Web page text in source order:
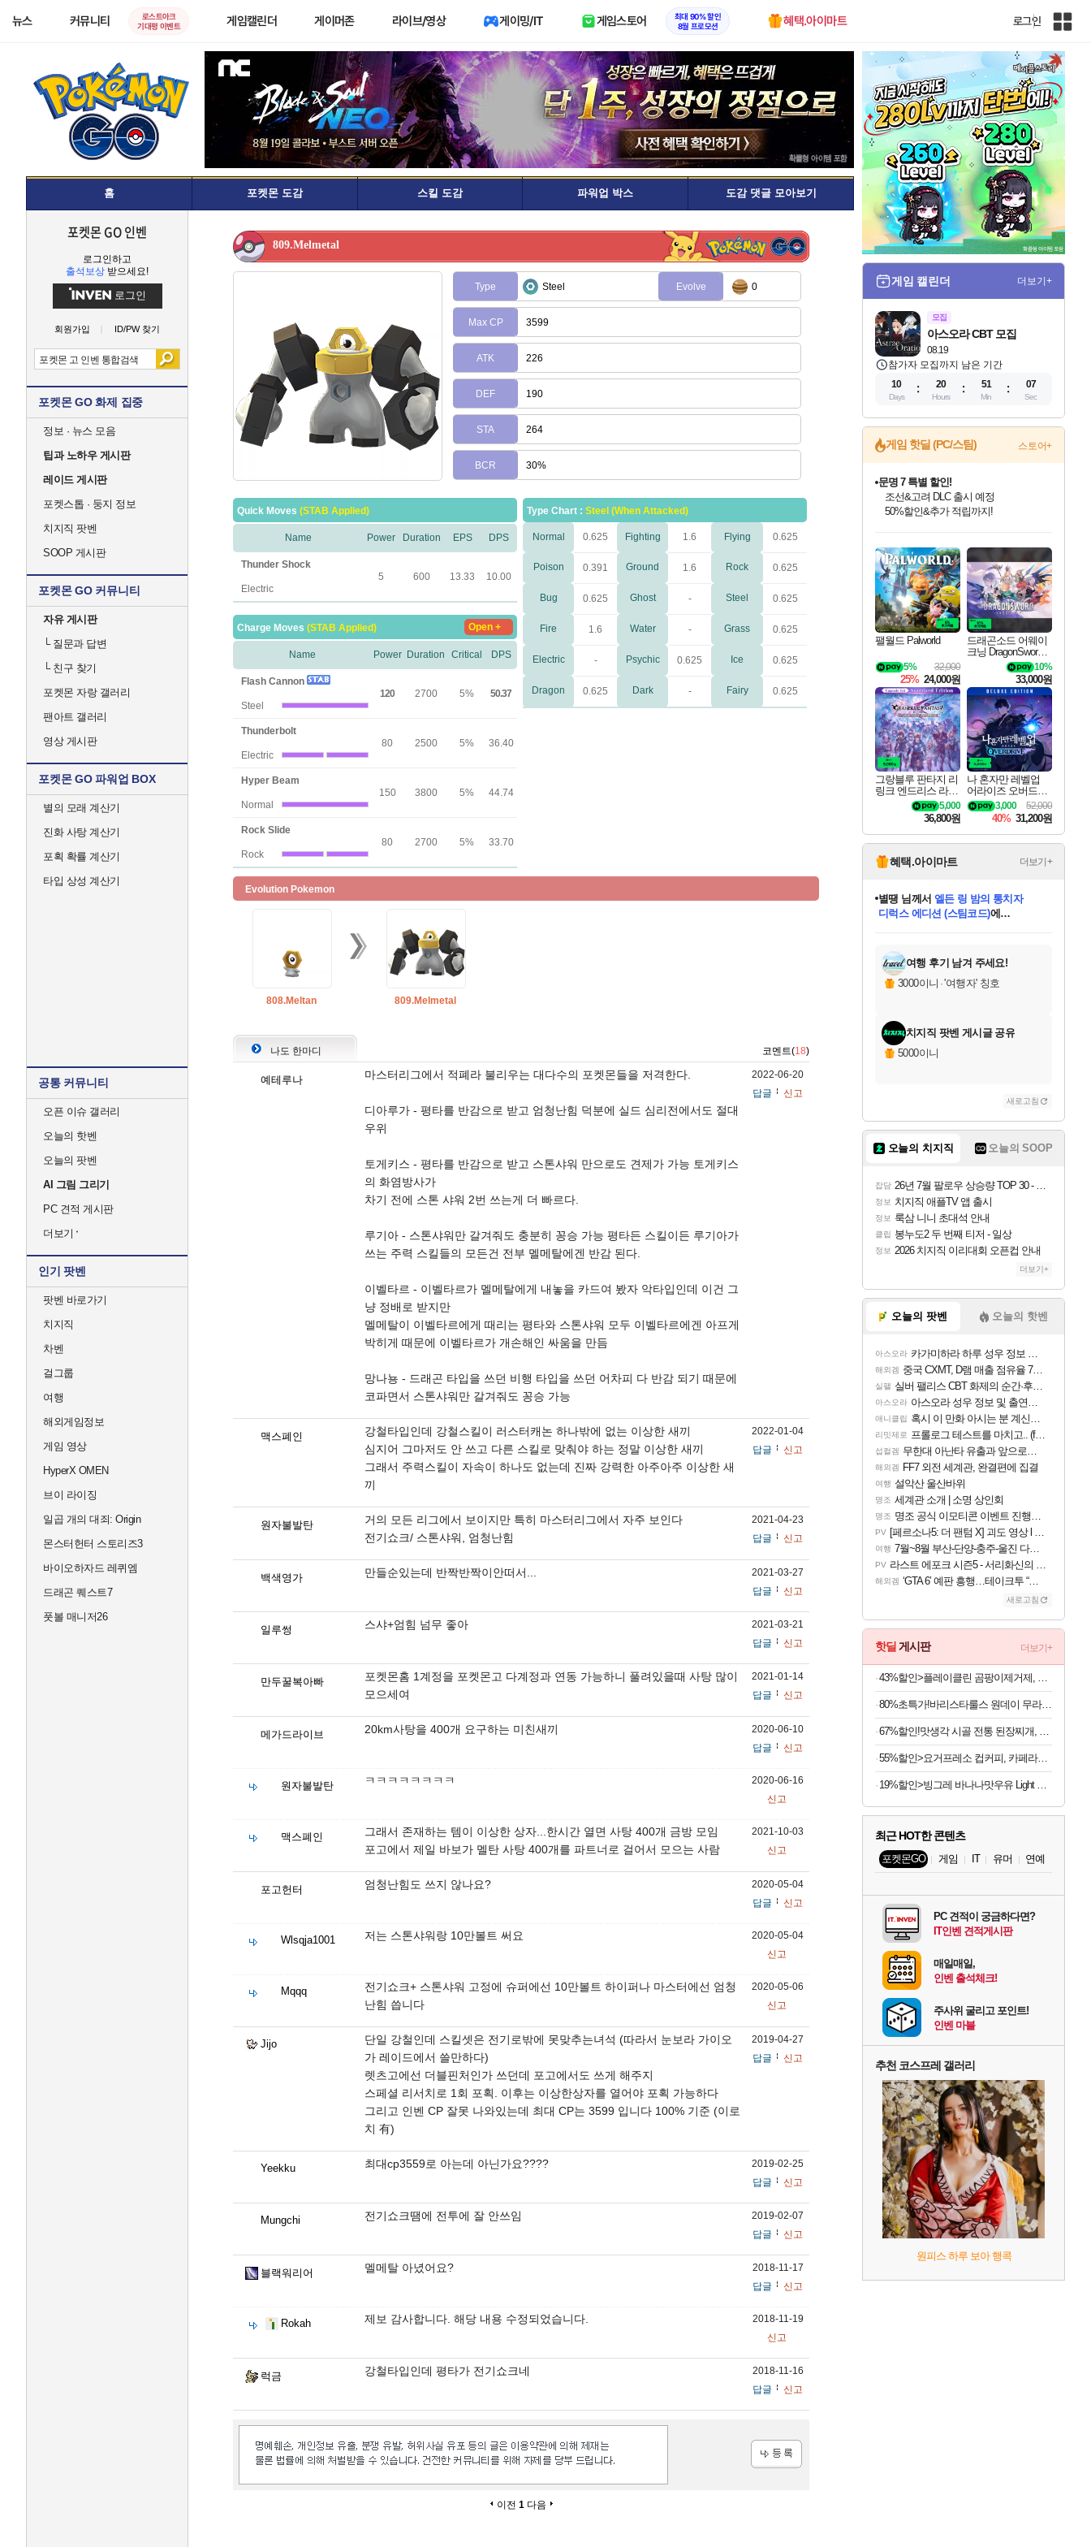
뉴스 커뮤니티
로스트아크
기대평 이벤트
게임캘린더 게이머존 라이브/영상 게이밍/IT 게임스토어
최대 90% 할인
8월 프로모션
혜택.아이마트 로그인
인
전
체
사
이
홈 포켓몬 도감 스킬 도감 파워업 박스 도감 댓글 모아보기
포켓몬 GO 인벤
로그인하고
출석보상 받으세요!
로그인
회원가입 ID/PW 찾기
포켓몬 GO 화제 집중
정보 · 뉴스 모음
팁과 노하우 게시판
레이드 게시판
포켓스톱 · 둥지 정보
치지직 팟벤
SOOP 게시판
포켓몬 GO 커뮤니티
자유 게시판
└질문과 답변
└친구 찾기
포켓몬 자랑 갤러리
팬아트 갤러리
영상 게시판
포켓몬 GO 파워업 BOX
별의 모래 계산기
진화 사탕 계산기
포획 확률 계산기
타입 상성 계산기
공통 커뮤니티
오픈 이슈 갤러리
오늘의 핫벤
오늘의 팟벤
AI 그림 그리기
PC 견적 게시판
더보기
인기 팟벤
팟벤 바로가기
치지직
차벤
걸그룹
여행
해외게임정보
게임 영상
HyperX OMEN
브이 라이징
일곱 개의 대죄: Origin
몬스터헌터 스토리즈3
바이오하자드 레퀴엠
드래곤 퀘스트7
풋볼 매니저26
809.Melmetal
Type Steel Evolve 0
Max CP 3599
ATK 226
DEF 190
STA 264
BCR 30%
Quick Moves (STAB Applied)
Name Power Duration EPS DPS
Thunder Shock
Electric
5 600 13.33 10.00
Charge Moves (STAB Applied) Open +
Name Power Duration Critical DPS
Flash Cannon
Steel
120 2700 5% 50.37
Thunderbolt
Electric
80 2500 5% 36.40
Hyper Beam
Normal
150 3800 5% 44.74
Rock Slide
Rock
80 2700 5% 33.70
Type Chart : Steel (When Attacked)
Normal 0.625 Fighting 1.6 Flying 0.625
Poison 0.391 Ground 1.6 Rock 0.625
Bug 0.625 Ghost - Steel 0.625
Fire 1.6 Water - Grass 0.625
Electric - Psychic 0.625 Ice 0.625
Dragon 0.625 Dark - Fairy 0.625
Evolution Pokemon
808.Meltan 809.Melmetal
나도 한마디 코멘트(18)
예테루나 마스터리그에서 적폐라 불리우는 대다수의 포켓몬들을 저격한다.
디아루가 - 평타를 반감으로 받고 엄청난힘 덕분에 실드 심리전에서도 절대
우위
토게키스 - 평타를 반감으로 받고 스톤샤워 만으로도 견제가 가능 토게키스
의 화염방사가
차기 전에 스톤 샤워 2번 쓰는게 더 빠르다.
루기아 - 스톤샤워만 갈겨줘도 충분히 꽁승 가능 평타든 스킬이든 루기아가
쓰는 주력 스킬들의 모든건 전부 멜메탈에겐 반감 된다.
이벨타르 - 이벨타르가 멜메탈에게 내놓을 카드여 봤자 악타입인데 이건 그
냥 정배로 받지만
멜메탈이 이벨타르에게 때리는 평타와 스톤샤워 모두 이벨타르에겐 아프게
박히게 때문에 이벨타르가 개손해인 싸움을 만듬
망나뇽 - 드래곤 타입을 쓰던 비행 타입을 쓰던 어차피 다 반감 되기 때문에
코파면서 스톤샤워만 갈겨줘도 꽁승 가능
2022-06-20
답글
신고
맥스폐인
강철타입인데 강철스킬이 러스터캐논 하나밖에 없는 이상한 새끼
심지어 그마저도 안 쓰고 다른 스킬로 맞춰야 하는 정말 이상한 새끼
그래서 주력스킬이 자속이 하나도 없는데 진짜 강력한 아주아주 이상한 새
끼
2022-01-04
답글
신고
원자불발탄
거의 모든 리그에서 보이지만 특히 마스터리그에서 자주 보인다
전기쇼크/ 스톤샤워, 엄청난힘
2021-04-23
답글
신고
백색영가 만들순있는데 반짝반짝이안떠서...
2021-03-27
답글
신고
일루썽 스샤+엄힘 넘무 좋아
2021-03-21
답글
신고
만두꿀복아빠
포켓몬홈 1계정을 포켓몬고 다계정과 연동 가능하니 풀려있을때 사탕 많이
모으세여
2021-01-14
답글
신고
메가드라이브 20km사탕을 400개 요구하는 미친새끼
2020-06-10
답글
신고
원자불발탄 ㅋㅋㅋㅋㅋㅋㅋㅋ
2020-06-16
신고
맥스폐인
그래서 존재하는 템이 이상한 상자...한시간 열면 사탕 400개 금방 모임
포고에서 제일 바보가 멜탄 사탕 400개를 파트너로 걸어서 모으는 사람
2021-10-03
신고
포고헌터 엄청난힘도 쓰지 않나요?
2020-05-04
답글
신고
Wlsqja1001 저는 스톤샤워랑 10만볼트 써요
2020-05-04
신고
Mqqq
전기쇼크+ 스톤샤워 고정에 슈퍼에선 10만볼트 하이퍼나 마스터에선 엄청
난힘 씁니다
2020-05-06
신고
Jijo
단일 강철인데 스킬셋은 전기로밖에 못맞추는녀석 (따라서 눈보라 가이오
가 레이드에서 쓸만하다)
렛츠고에선 더블핀처인가 쓰던데 포고에서도 쓰게 해주지
스페셜 리서치로 1회 포획. 이후는 이상한상자를 열어야 포획 가능하다
그리고 인벤 CP 잘못 나와있는데 최대 CP는 3599 입니다 100% 기준 (이로
치 有)
2019-04-27
답글
신고
Yeekku 최대cp3559로 아는데 아닌가요????
2019-02-25
답글
신고
Mungchi 전기쇼크땜에 전투에 잘 안쓰임
2019-02-07
답글
신고
블랙워리어 멜메탈 아녔어요?
2018-11-17
답글
신고
Rokah 제보 감사합니다. 해당 내용 수정되었습니다.
2018-11-19
신고
럭금 강철타입인데 평타가 전기쇼크네
2018-11-16
답글
신고
이전 1 다음
게임 캘린더 더보기+
모집
08.19
아스오라 CBT 모집
참가자 모집까지 남은 기간
10
Days
20
Hours
51
Min
06
Sec
게임 핫딜 (PC/스팀) 스토어+
최대 90% 할인가를 만나보세요!
네이버혜택과 함께 만나보세요!
문명 7 특별 할인!
조선&고려 DLC 출시 예정
50%할인&추가 적립까지!
네이버 포인트 혜택까지!
이니&베니 혜택까지!
네이버 혜택가와 함께 예약하세요!
할인&네이버혜택으로 만나보세요!
네이버페이 혜택과 만나보세요!
40주년 프로모션으로 만나보세요!
할인가에 만나보세요!
일부 에디션 상시 할인!
혜택으로 예약 판매 중
편안하게 충전하세요
팰월드 Palworld
32,000
5%
25% 24,000원
드래곤소드 어웨이
크닝 DragonSword A
10%
33,000원
그랑블루 판타지 리
링크 엔드리스 라그
나로크 업그레이드
킷 Granblue Fantasy
Relink Endless Ragn
arok Upgrade Kit DL
C
5,000
36,800원
나 혼자만 레벨업
어라이즈 오버드라
이브 디럭스 에디션
Solo Leveling Arise
Overdrive Deluxe Edi
tion
52,000
3,000
40% 31,200원
혜택.아이마트 더보기+
교환.
별땡 님께서 엘든 링 밤의 통치자
디럭스 에디션 (스팀코드)에
당첨되셨습니다.
당첨되셨습니다.
당첨되셨습니다.
당첨되셨습니다.
당첨되셨습니다.
당첨되셨습니다.
에디션 (스팀코드) 를 교환.
당첨되셨습니다.
여행 후기 남겨 주세요!
3000이니 ·'여행자' 칭호
치지직 팟벤 게시글 공유
5000이니
새로고침
오늘의 치지직 오늘의 SOOP
잡담 26년 7월 팔로우 상승량 TOP 30 - 월간 치지직
정보 치지직 애플TV 앱 출시
정보 룩삼 니니 초대석 안내
클립 봉누도2 두 번째 티저 - 일상
정보 2026 치지직 이리대회 오픈컵 안내
더보기+
오늘의 팟벤 오늘의 핫벤
아스오라 카가미하라 하루 성우 정보 및 주요 필모
해외겜 중국 CXMT, D램 매출 점유율 7%…글로벌 4위로 부상
실팰 실버 팰리스 CBT 화제의 순간·후기 모음
아스오라 아스오라 성우 정보 및 출연작 모음
애니클립 혹시 이 만화 아시는 분 계신가요
리밋제로 프롤로그 테스트를 마치고.. (feat. 리아)
섭컬겜 무한대 아난타 유출과 앞으로의 예상 (루머)
해외겜 FF7 외전 세계관, 완결편에 집결
여행 설악산 울산바위
명조 세계관 소개 | 소명 상인회
명조 명조 공식 이모티콘 이벤트 진행해봤습니다! 참여부터 추첨까지????
PV [페르소나5: 더 팬텀 X] 괴도 영상 l 타카마키 안·댄싱 스타
여행 7월~8월 부산-단양-충주-울진 다녀왔어요~
PV 라스트 에포크 시즌5 - 서리화신의 분노 티저
해외겜 ‘GTA 6’ 예판 흥행…테이크투 “내부 예상 크게 넘어”
새로고침
핫딜 게시판 더보기+
43%할인>플레이클린 곰팡이제거제, 500ml, 1개
80%초특가!바리스타룰스 원데이 무라벨, 아메리카노, 350ml, 20개
67%할인!맛생각 시골 전통 된장찌개, 600g, 5개
55%할인>요거프레소 컵커피, 카페라떼 200ml 10개 + 카페모카 200ml 10개, 20개
19%할인>빙그레 바나나맛우유 Light 단지우유, 240ml, 24개
최근 HOT한 콘텐츠
포켓몬GO 게임 IT 유머 연예
PC 견적이 궁금하다면?
IT인벤 견적게시판
매일매일,
인벤 출석체크!
주사위 굴리고 포인트!
인벤 마블
추천 코스프레 갤러리
원피스 하루 보아 행콕